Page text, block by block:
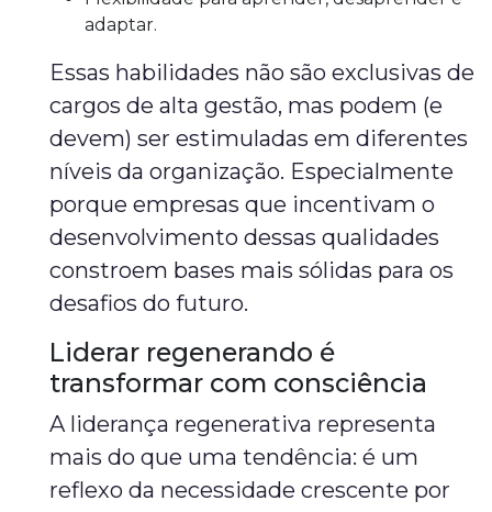
adaptar.
Essas habilidades não são exclusivas de
cargos de alta gestão, mas podem (e
devem) ser estimuladas em diferentes
níveis da organização. Especialmente
porque empresas que incentivam o
desenvolvimento dessas qualidades
constroem bases mais sólidas para os
desafios do futuro.
Liderar regenerando é
transformar com consciência
A liderança regenerativa representa
mais do que uma tendência: é um
reflexo da necessidade crescente por